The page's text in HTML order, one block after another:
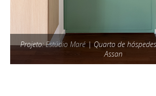
Projeto:Estúdio Maré| Quarto de
Assan